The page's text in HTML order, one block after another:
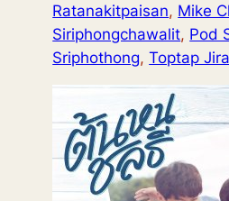
Ratanakitpaisan, Mike
Siriphongchawalit, Pod
Sriphothong,Toptap